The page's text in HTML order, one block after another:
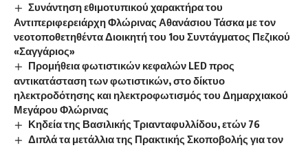
Συνάντηση εθιμοτυπικού χαρακτήρα του
Αντιπεριφερειάρχη Φλώρινας Αθανάσιου Τάσκα με τον
νεοτοποθετηθέντα Διοικητή του 1ου Συντάγματος Πεζικού
«Σαγγάριος»
Προμήθεια φωτιστικών κεφαλών LED προς
αντικατάσταση των φωτιστικών, στο δίκτυο
ηλεκτροδότησης και ηλεκτροφωτισμός του Δημαρχιακού
Μεγάρου Φλώρινας
Κηδεία της Βασιλικής Τριανταφυλλίδου, ετών 76
Διπλά τα μετάλλια της Πρακτικής Σκοποβολής για τον